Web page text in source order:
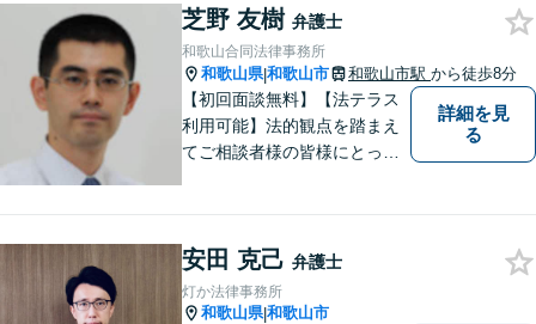
芝野 友樹 弁護士
和歌山合同法律事務所
和歌山県|和歌山市 和歌山市駅 から徒歩8分
【初回面談無料】【法テラス
利用可能】法的観点を踏まえ
てご相談者様の皆様にとって
【当日／夜間／応相談】お悩
み事がございましたら、お気
軽にご相談下さい。
詳細を見
る
安田 克己 弁護士
灯か法律事務所
和歌山県|和歌山市